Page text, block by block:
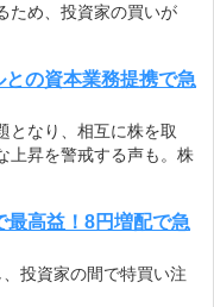
ため、投資家の買いが
の資本業務提携で急
となり、相互に株を取
上昇を警戒する声も。株
最高益！8円増配で急
投資家の間で特買い注